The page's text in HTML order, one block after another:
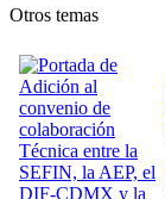
Otros temas